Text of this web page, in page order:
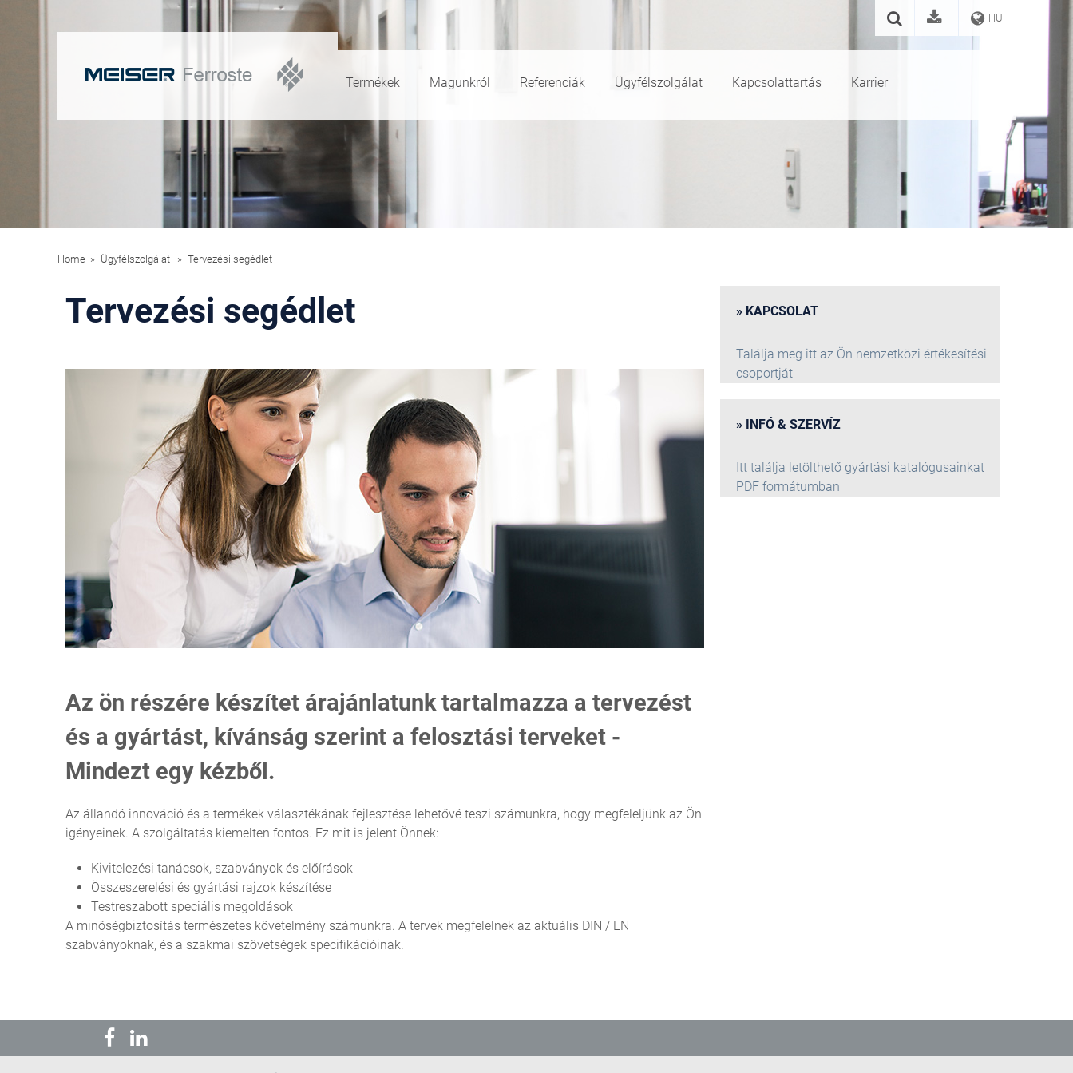
HU
Termékek Magunkról Referenciák Ügyfélszolgálat Kapcsolattartás Karrier
Home Ügyfélszolgálat Tervezési segédlet
Tervezési segédlet
Az ön részére készítet árajánlatunk tartalmazza a tervezést
és a gyártást, kívánság szerint a felosztási terveket -
Mindezt egy kézből.
Az állandó innováció és a termékek választékának fejlesztése lehetővé teszi számunkra, hogy megfeleljünk az Ön
igényeinek. A szolgáltatás kiemelten fontos. Ez mit is jelent Önnek:
Kivitelezési tanácsok, szabványok és előírások
Összeszerelési és gyártási rajzok készítése
Testreszabott speciális megoldások
A minőségbiztosítás természetes követelmény számunkra. A tervek megfelelnek az aktuális DIN / EN
szabványoknak, és a szakmai szövetségek specifikációinak.
KAPCSOLAT
Találja meg itt az Ön nemzetközi értékesítési
csoportját
INFÓ & SZERVÍZ
Itt találja letölthető gyártási katalógusainkat
PDF formátumban